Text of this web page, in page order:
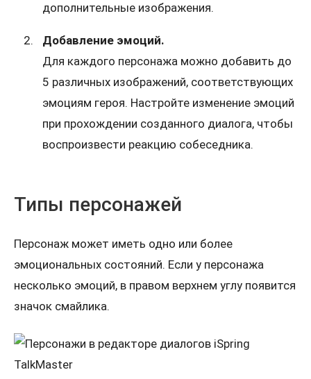
дополнительные изображения.
Добавление эмоций.
Для каждого персонажа можно добавить до
5 различных изображений, соответствующих
эмоциям героя. Настройте изменение эмоций
при прохождении созданного диалога, чтобы
воспроизвести реакцию собеседника.
Типы персонажей
Персонаж может иметь одно или более
эмоциональных состояний. Если у персонажа
несколько эмоций, в правом верхнем углу появится
значок смайлика.